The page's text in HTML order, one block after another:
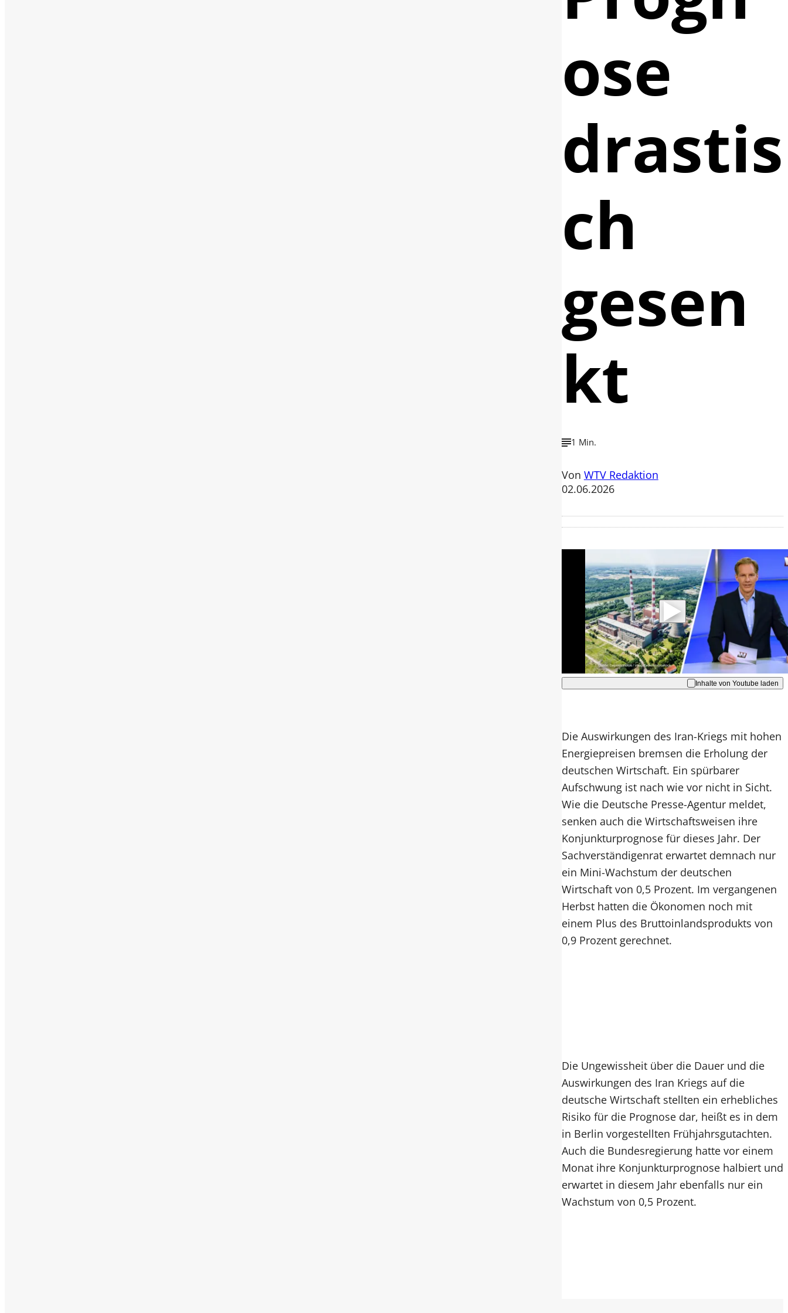
ose
drastis
ch
gesen
kt
1 Min.
Von WTV Redaktion
02.06.2026
Mit der Wiedergabe dieses Videos
werden Daten an Youtube übertragen.
Hinweise dazu erhalten Sie in der
Datenschutzerklärung
Akzeptieren
Inhalte von Youtube laden
Die Auswirkungen des Iran-Kriegs mit hohen
Energiepreisen bremsen die Erholung der
deutschen Wirtschaft. Ein spürbarer
Aufschwung ist nach wie vor nicht in Sicht.
Wie die Deutsche Presse-Agentur meldet,
senken auch die Wirtschaftsweisen ihre
Konjunkturprognose für dieses Jahr. Der
Sachverständigenrat erwartet demnach nur
ein Mini-Wachstum der deutschen
Wirtschaft von 0,5 Prozent. Im vergangenen
Herbst hatten die Ökonomen noch mit
einem Plus des Bruttoinlandsprodukts von
0,9 Prozent gerechnet.
Die Ungewissheit über die Dauer und die
Auswirkungen des Iran Kriegs auf die
deutsche Wirtschaft stellten ein erhebliches
Risiko für die Prognose dar, heißt es in dem
in Berlin vorgestellten Frühjahrsgutachten.
Auch die Bundesregierung hatte vor einem
Monat ihre Konjunkturprognose halbiert und
erwartet in diesem Jahr ebenfalls nur ein
Wachstum von 0,5 Prozent.